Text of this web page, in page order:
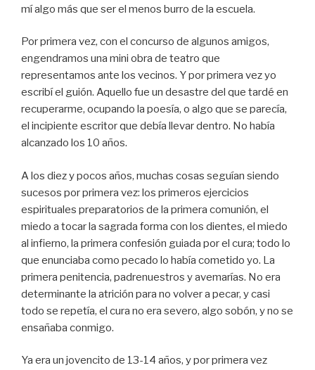
mí algo más que ser el menos burro de la escuela.
Por primera vez, con el concurso de algunos amigos,
engendramos una mini obra de teatro que
representamos ante los vecinos. Y por primera vez yo
escribí el guión. Aquello fue un desastre del que tardé en
recuperarme, ocupando la poesía, o algo que se parecía,
el incipiente escritor que debía llevar dentro. No había
alcanzado los 10 años.
A los diez y pocos años, muchas cosas seguían siendo
sucesos por primera vez: los primeros ejercicios
espirituales preparatorios de la primera comunión, el
miedo a tocar la sagrada forma con los dientes, el miedo
al infierno, la primera confesión guiada por el cura; todo lo
que enunciaba como pecado lo había cometido yo. La
primera penitencia, padrenuestros y avemarías. No era
determinante la atrición para no volver a pecar, y casi
todo se repetía, el cura no era severo, algo sobón, y no se
ensañaba conmigo.
Ya era un jovencito de 13-14 años, y por primera vez